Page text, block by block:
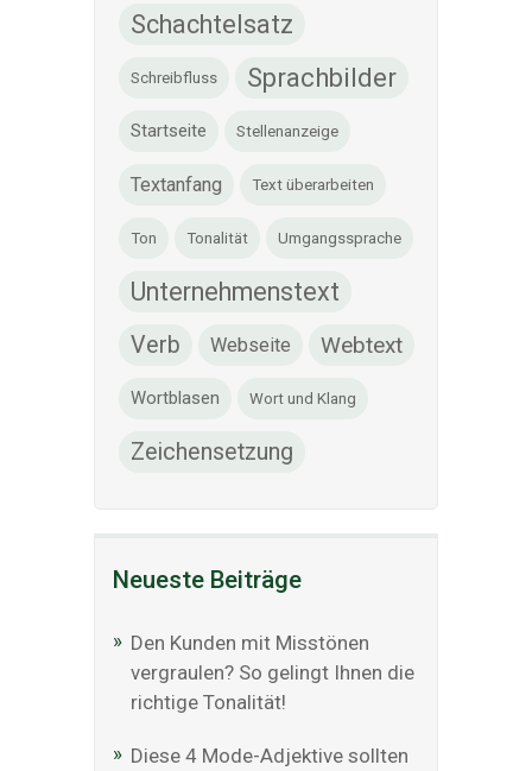
Schachtelsatz
Schreibfluss Sprachbilder
Startseite Stellenanzeige
Textanfang Text überarbeiten
Ton Tonalität Umgangssprache
Unternehmenstext
Verb Webseite Webtext
Wortblasen Wort und Klang
Zeichensetzung
Neueste Beiträge
Den Kunden mit Misstönen
vergraulen? So gelingt Ihnen die
richtige Tonalität!
Diese 4 Mode-Adjektive sollten